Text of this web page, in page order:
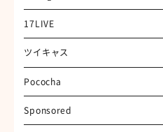
17LIVE
ツイキャス
Pococha
Sponsored